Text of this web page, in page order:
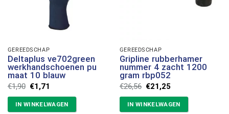
GEREEDSCHAP
Deltaplus ve702green
werkhandschoenen pu
maat 10 blauw
€1,90 Oorspronkelijke
prijs
was:
€1,90.
€1,71
is:
€1,71.
IN WINKELWAGEN
GEREEDSCHAP
Gripline rubberhamer
nummer 4 zacht 1200
gram rbp052
€26,56 Oorspronkelijke
prijs
was:
€26,56.
€21,25Huidige
is:
€21,25.
IN WINKELWAGEN